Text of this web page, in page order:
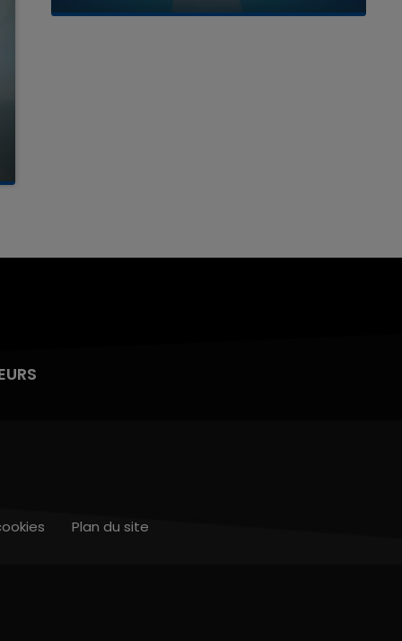
Plan du site